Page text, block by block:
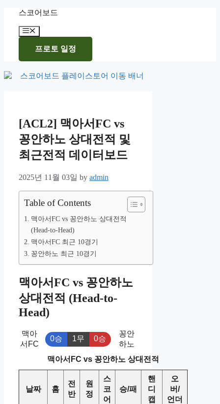
content
스코어보드
Menu
프로토 일정
[ACL2] 맥아서FC vs
꽁안하노 상대전적 및
최근전적 데이터보드
2025년 11월 03일 by admin
Table of Contents
맥아서FC vs 꽁안하노 상대전적
(Head-to-Head)
맥아서FC 최근 10경기
꽁안하노 최근 10경기
맥아서FC vs 꽁안하노
상대전적 (Head-to-
Head)
맥아
서FC
0승 1무 0승
꽁안
하노
맥아서FC vs 꽁안하노 상대전적
날짜 홈
전
반
원
정
스
코
어
승/패
핸
디
캡
오
버/
언더